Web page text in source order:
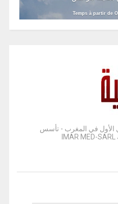
Temps à partir de
الأول في المغرب - تأسس